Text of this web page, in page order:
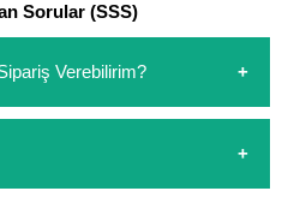
Sorular (SSS)
Verebilirim?
bizi arayarak veya
isteklerinizi yazarak sipariş